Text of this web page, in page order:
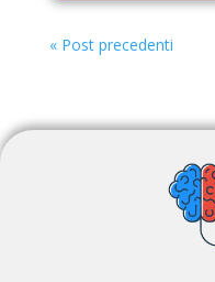
« Post precedenti